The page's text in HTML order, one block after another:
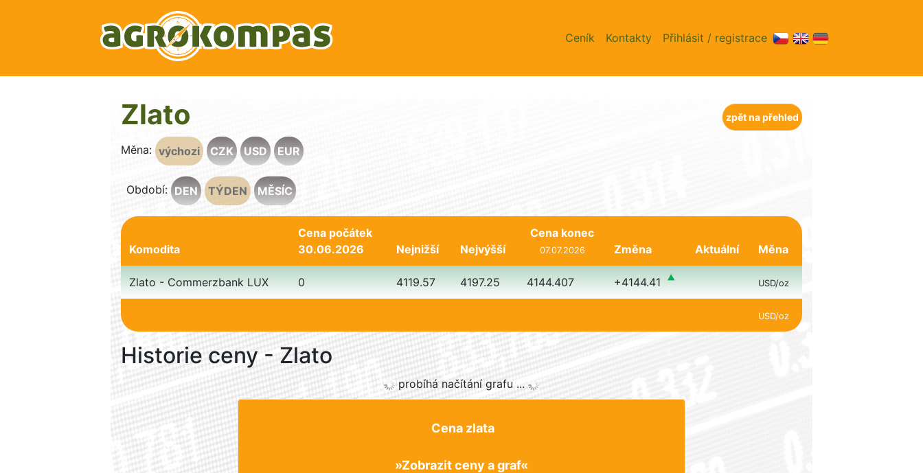
Ceník Kontakty Přihlásit / registrace
Zlato zpět na přehled
Měna: výchozi CZK USD EUR
Období: DEN TÝDEN MĚSÍC
Komodita
Cena počátek
30.06.2026
Nejnižší Nejvýšší
Cena konec
07.07.2026 Změna Aktuální Měna
Zlato - Commerzbank LUX 0 4119.57 4197.25 4144.407 +4144.41 USD/oz
USD/oz
Historie ceny - Zlato
probíhá načítání grafu ...
Cena zlata
»Zobrazit ceny a graf«